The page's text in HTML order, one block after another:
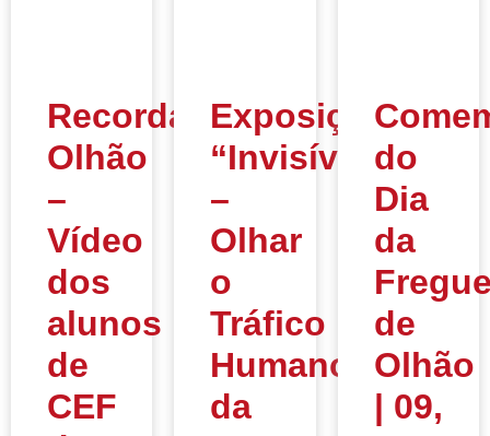
Recordar
Olhão
–
Vídeo
dos
alunos
de
CEF
Exposição
“Invisíveis
–
Olhar
o
Tráfico
Humano”
da
do
Dia
da
de
Olhão
| 09,